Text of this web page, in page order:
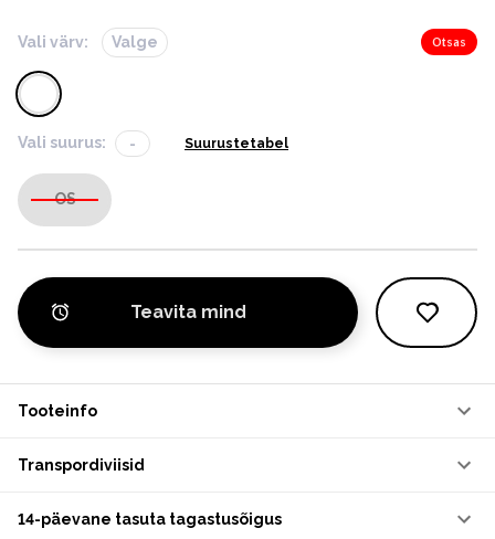
Vali värv: Valge Otsas
Vali suurus: - Suurustetabel
OS
Teavita mind
Tooteinfo
Transpordiviisid
14-päevane tasuta tagastusõigus